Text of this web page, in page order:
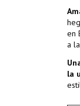
en
a
la